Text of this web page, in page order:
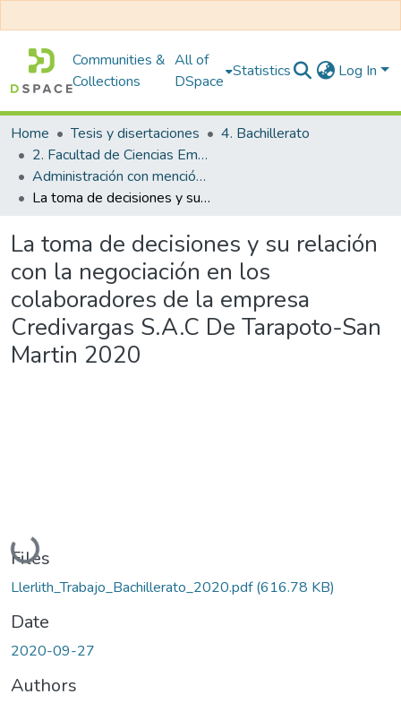
Communities &
Collections
All of
DSpace
Statistics Log In
Home Tesis y disertaciones
4. Bachillerato
2. Facultad de Ciencias Empresariales
Administración con mención en Gestión Empresarial
La toma de decisiones y su relación con la negociación en los colaboradores de la empresa Credivargas S.A.C De Tarapoto-San Martin 2020
La toma de decisiones y su relación
con la negociación en los
colaboradores de la empresa
Credivargas S.A.C De Tarapoto-San
Martin 2020
Loading...
Files
Llerlith_Trabajo_Bachillerato_2020.pdf(616.78 KB)
Date
2020-09-27
Authors